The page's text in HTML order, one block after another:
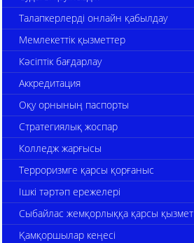
Талапкерлерді онлайн қабылдау
Мемлекеттік қызметтер
Кәсіптік бағдарлау
Аккредитация
Оқу орнының паспорты
Стратегиялық жоспар
Колледж жарғысы
Терроризмге қарсы қорғаныс
Ішкі тәртәп ережелері
Сыбайлас жемқорлыққа қарсы қызмет
Қамқоршылар кеңесі